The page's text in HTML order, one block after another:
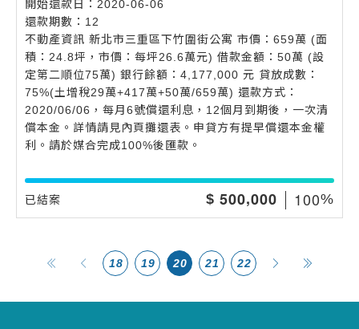
開始還款日：2020-06-06
還款期數：12
不動產資訊 新北市三重區下竹圍街公寓 市價：659萬 (面
積：24.8坪，市價：每坪26.6萬元) 借款金額：50萬 (設
定第二順位75萬) 銀行餘額：4,177,000 元 貸放成數：
75%(土增稅29萬+417萬+50萬/659萬) 還款方式：
2020/06/06，每月6號償還利息，12個月到期後，一次清
償本金。詳情請見內頁攤還表。申貸方有提早償還本金權
利。請於媒合完成100%後匯款。
已結案 $ 500,000 100%
18 19 20 21 22